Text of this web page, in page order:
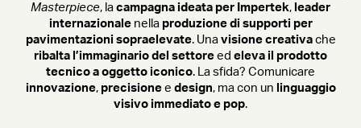
Masterpiece, la campagna ideata per Impertek, leader
internazionalenella produzione di supporti per
pavimentazioni sopraelevate. Una visione creativache
ribalta l’immaginario del settore ed eleva il prodotto
tecnico a oggetto iconico. La sfida? Comunicare
innovazione, precisionee design, ma con un linguaggio
visivo immediato e pop.